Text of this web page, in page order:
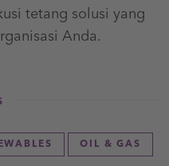
tetang solusi yang
Anda.
OIL & GAS